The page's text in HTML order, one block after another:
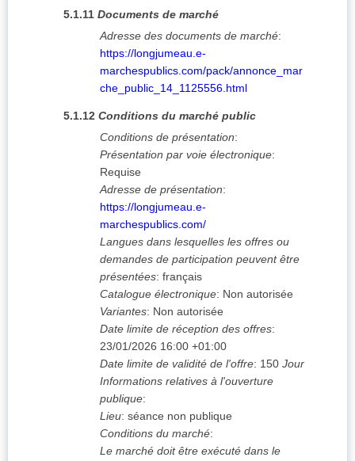
5.1.11 Documents de marché
Adresse des documents de marché:
https://longjumeau.e-
marchespublics.com/pack/annonce_mar
che_public_14_1125556.html
5.1.12 Conditions du marché public
Conditions de présentation:
Présentation par voie électronique:
Requise
Adresse de présentation:
https://longjumeau.e-
marchespublics.com/
Langues dans lesquelles les offres ou
demandes de participation peuvent être
présentées: français
Catalogue électronique: Non autorisée
Variantes: Non autorisée
Date limite de réception des offres:
23/01/2026 16:00 +01:00
Date limite de validité de l'offre: 150 Jour
Informations relatives à l'ouverture
publique:
Lieu: séance non publique
Conditions du marché:
Le marché doit être exécuté dans le